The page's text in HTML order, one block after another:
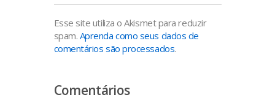
Esse site utiliza o Akismet para reduzir
spam. Aprenda como seus dados de
comentários são processados.
Comentários